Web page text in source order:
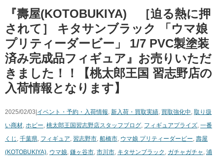
『壽屋(KOTOBUKIYA) ［迫る熱に押
されて］ ​キタサンブラック ​「ウマ娘 ​
プリティーダービー」 ​1/7 ​PVC製塗装
済み完成品フィギュア』お売りいただ
きました！！【桃太郎王国 習志野店の
入荷情報となります】
2025/02/03| イベント・予約・入荷情報, 新入荷・買取実績, 買取強化中, 取り扱
い商材, ホビー, 桃太郎王国習志野店スタッフブログ, フィギュアプライズ, 一番
くじ , 千葉県, フィギュア, 習志野市, 船橋市, ウマ娘 ​プリティーダービー, 壽屋
(KOTOBUKIYA), ウマ娘, 鎌ヶ谷市, 市川市, キタサンブラック , ガチャガチャ , 浦